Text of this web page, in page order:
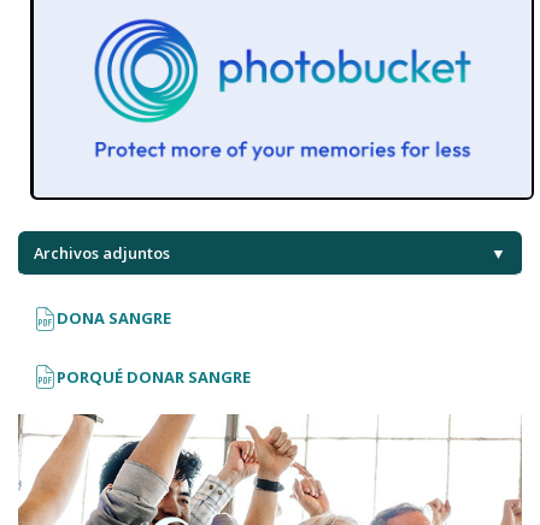
Archivos adjuntos ▼
DONA SANGRE
PORQUÉ DONAR SANGRE